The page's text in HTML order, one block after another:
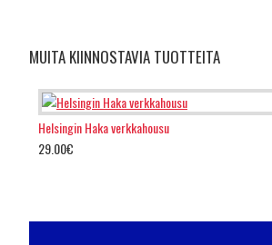
MUITA KIINNOSTAVIA TUOTTEITA
Helsingin Haka verkkahousu
29.00€